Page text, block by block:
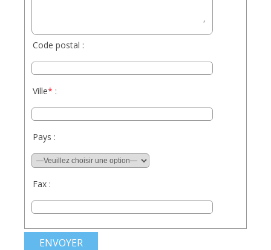
Code postal :
Ville* :
Pays :
Fax :